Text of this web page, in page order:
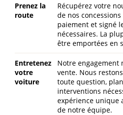
Prenez la
route
Récupérez votre
de nos
paiement et signé
nécessaires. La
être emportées en
Entretenez
votre
voiture
Notre engagement
vente. Nous
toute question,
interventions
expérience unique
de notre équipe.